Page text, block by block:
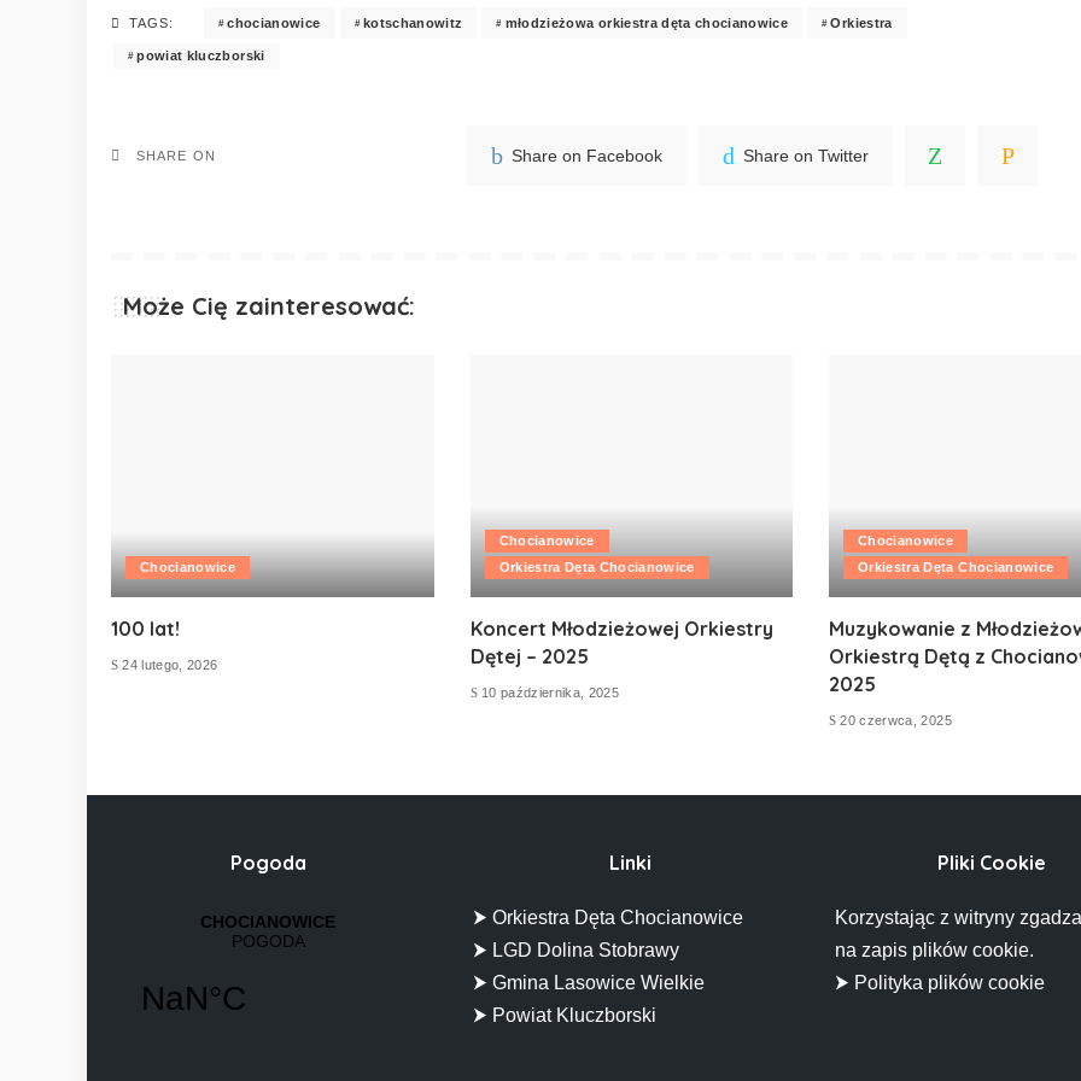
TAGS: chocianowice kotschanowitz młodzieżowa orkiestra dęta chocianowice Orkiestra
powiat kluczborski
SHARE ON Share on Facebook Share on Twitter
Może Cię zainteresować:
Chocianowice
100 lat!
24 lutego, 2026
Chocianowice
Orkiestra Dęta Chocianowice
Koncert Młodzieżowej Orkiestry
Dętej – 2025
10 października, 2025
Chocianowice
Orkiestra Dęta Chocianowice
Muzykowanie z
Orkiestrą Dętą z
2025
20 czerwca, 2025
Pogoda Linki
⮞ Orkiestra Dęta Chocianowice
⮞ LGD Dolina Stobrawy
⮞ Gmina Lasowice Wielkie
⮞ Powiat Kluczborski
Pliki Cookie
Korzystając z witryny
na zapis plików cookie.
⮞ Polityka plików cookie